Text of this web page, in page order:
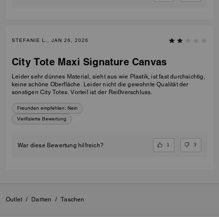
STEFANIE L., JAN 26, 2026
City Tote Maxi Signature Canvas
Leider sehr dünnes Material, sieht aus wie Plastik, ist fast durchsichtig,
keine schöne Oberfläche. Leider nicht die gewohnte Qualität der
sonstigen City Totes. Vorteil ist der Reißverschluss.
Freunden empfehlen: Nein
Verifizierte Bewertung
War diese Bewertung hilfreich? 1 3
Outlet / Damen / Taschen